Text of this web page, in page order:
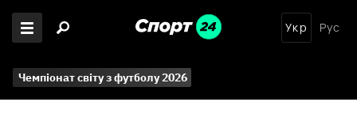
Укр Рус
Чемпіонат світу з футболу 2026